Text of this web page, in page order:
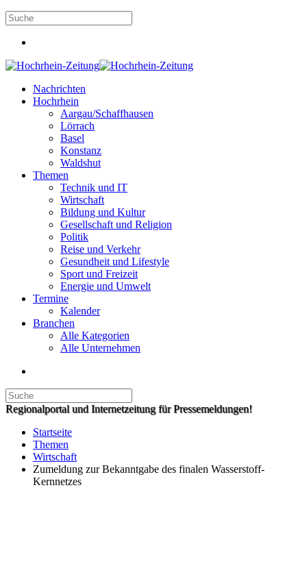
Nachrichten
Hochrhein
Aargau/Schaffhausen
Lörrach
Basel
Konstanz
Waldshut
Themen
Technik und IT
Wirtschaft
Bildung und Kultur
Gesellschaft und Religion
Politik
Reise und Verkehr
Gesundheit und Lifestyle
Sport und Freizeit
Energie und Umwelt
Termine
Kalender
Branchen
Alle Kategorien
Alle Unternehmen
Regionalportal und Internetzeitung für Pressemeldungen!
Startseite
Themen
Wirtschaft
Zumeldung zur Bekanntgabe des finalen Wasserstoff-
Kernnetzes